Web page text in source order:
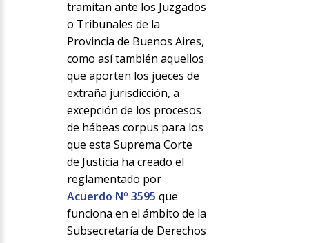
tramitan ante los Juzgados
o Tribunales de la
Provincia de Buenos Aires,
como así también aquellos
que aporten los jueces de
extraña jurisdicción, a
excepción de los procesos
de hábeas corpus para los
que esta Suprema Corte
de Justicia ha creado el
reglamentado por
Acuerdo Nº 3595 que
funciona en el ámbito de la
Subsecretaría de Derechos